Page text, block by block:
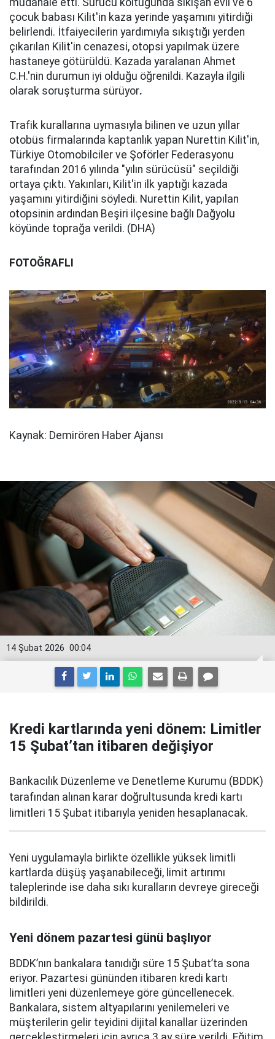
müdahale etti. Sürücü koltuğunda sıkışan evli ve 6
çocuk babası Kilit'in kaza yerinde yaşamını yitirdiği
belirlendi. İtfaiyecilerin yardımıyla sıkıştığı yerden
çıkarılan Kilit'in cenazesi, otopsi yapılmak üzere
hastaneye götürüldü. Kazada yaralanan Ahmet
C.H.'nin durumun iyi olduğu öğrenildi. Kazayla ilgili
olarak soruşturma sürüyor.
Trafik kurallarına uymasıyla bilinen ve uzun yıllar
otobüs firmalarında kaptanlık yapan Nurettin Kilit'in,
Türkiye Otomobilciler ve Şoförler Federasyonu
tarafından 2016 yılında "yılın sürücüsü" seçildiği
ortaya çıktı. Yakınları, Kilit'in ilk yaptığı kazada
yaşamını yitirdiğini söyledi. Nurettin Kilit, yapılan
otopsinin ardından Beşiri ilçesine bağlı Dağyolu
köyünde toprağa verildi. (DHA)
FOTOĞRAFLI
Kaynak: Demirören Haber Ajansı
00:04
14 Şubat 2026
Kredi kartlarında yeni dönem: Limitler
15 Şubat’tan itibaren değişiyor
Bankacılık Düzenleme ve Denetleme Kurumu (BDDK)
tarafından alınan karar doğrultusunda kredi kartı
limitleri 15 Şubat itibarıyla yeniden hesaplanacak.
Yeni uygulamayla birlikte özellikle yüksek limitli
kartlarda düşüş yaşanabileceği, limit artırımı
taleplerinde ise daha sıkı kuralların devreye gireceği
bildirildi.
Yeni dönem pazartesi günü başlıyor
BDDK’nın bankalara tanıdığı süre 15 Şubat’ta sona
eriyor. Pazartesi gününden itibaren kredi kartı
limitleri yeni düzenlemeye göre güncellenecek.
Bankalara, sistem altyapılarını yenilemeleri ve
müşterilerin gelir teyidini dijital kanallar üzerinden